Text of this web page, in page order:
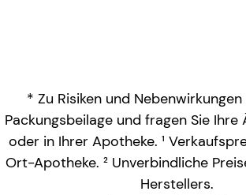
* Zu Risiken und
Packungsbeilage und fragen Sie Ihre
oder in Ihrer Apotheke. ¹
Ort-Apotheke. ² Unverbindliche
Herstellers.